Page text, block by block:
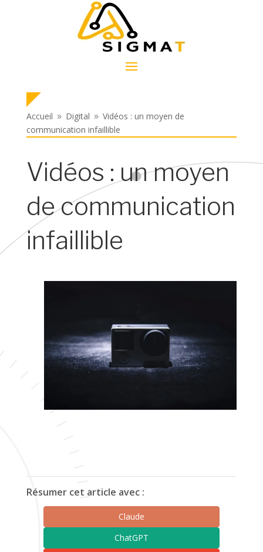
Accueil 9 Digital 9 Vidéos : un moyen de
communication infaillible
Vidéos : un moyen
de communication
infaillible
Résumer cet article avec :
Claude
ChatGPT